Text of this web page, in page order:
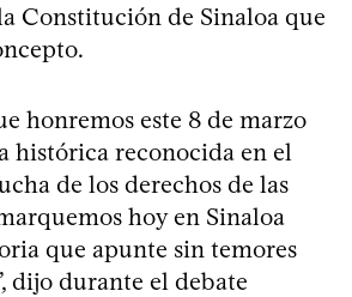
Constitución de Sinaloa que
honremos este 8 de marzo
histórica reconocida en el
de los derechos de las
hoy en Sinaloa
que apunte sin temores
dijo durante el debate